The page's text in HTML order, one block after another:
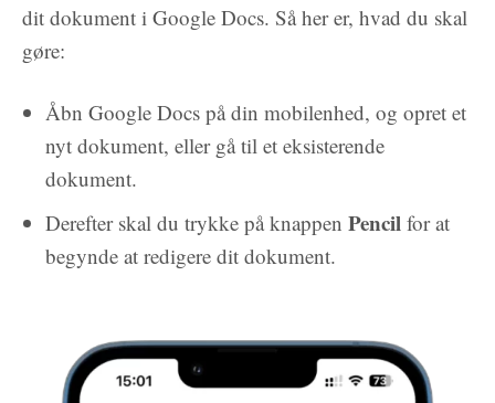
dit dokument i Google Docs. Så her er, hvad du skal
gøre:
Åbn Google Docs på din mobilenhed, og opret et
nyt dokument, eller gå til et eksisterende
dokument.
Derefter skal du trykke på knappen Pencil for at
begynde at redigere dit dokument.